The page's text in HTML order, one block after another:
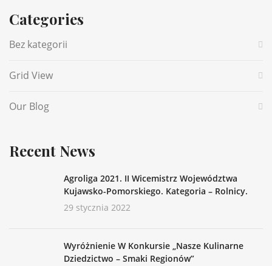
Categories
Bez kategorii
Grid View
Our Blog
Recent News
Agroliga 2021. II Wicemistrz Województwa
Kujawsko-Pomorskiego. Kategoria – Rolnicy.
29 stycznia 2022
Wyróżnienie W Konkursie „Nasze Kulinarne
Dziedzictwo – Smaki Regionów”